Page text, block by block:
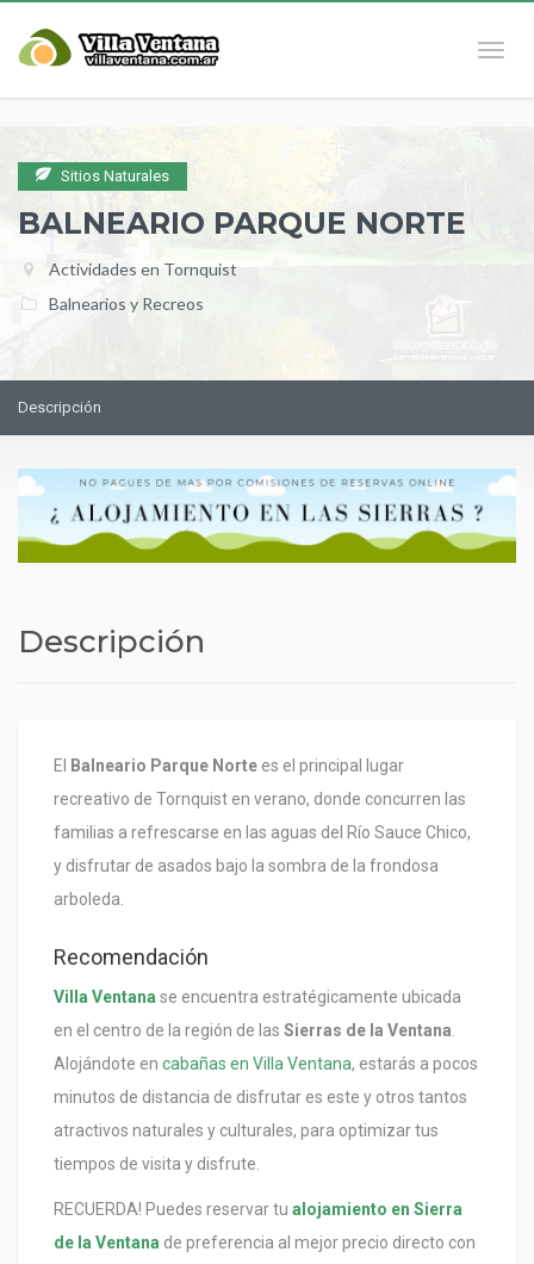
Sitios Naturales
BALNEARIO PARQUE NORTE
Actividades en Tornquist
Balnearios y Recreos
Descripción
Descripción
El Balneario Parque Norte es el principal lugar
recreativo de Tornquist en verano, donde concurren las
familias a refrescarse en las aguas del Río Sauce Chico,
y disfrutar de asados bajo la sombra de la frondosa
arboleda.
Recomendación
Villa Ventana se encuentra estratégicamente ubicada
en el centro de la región de las Sierras de la Ventana
Alojándote en cabañas en Villa Ventana, estarás a pocos
minutos de distancia de disfrutar es este y otros tantos
atractivos naturales y culturales, para optimizar tus
tiempos de visita y disfrute.
RECUERDA! Puedes reservar tu alojamiento en Sierra
de la Ventana de preferencia al mejor precio directo con